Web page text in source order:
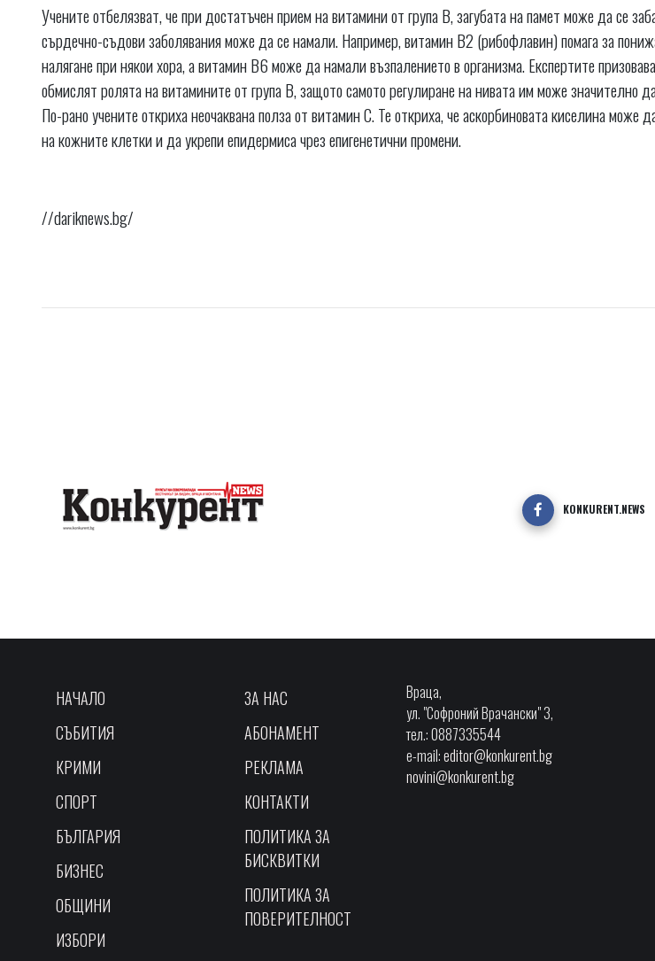
Учените отбелязват, че при достатъчен прием на витамини от група В, загубата на памет може да се
сърдечно-съдови заболявания може да се намали. Например, витамин B2 (рибофлавин) помага за
налягане при някои хора, а витамин B6 може да намали възпалението в организма. Експертите
обмислят ролята на витамините от група В, защото самото регулиране на нивата им може значително
По-рано учените откриха неочаквана полза от витамин C. Те откриха, че аскорбиновата киселина може
на кожните клетки и да укрепи епидермиса чрез епигенетични промени.
//dariknews.bg/
KONKURENT.NEWS
НАЧАЛО
СЪБИТИЯ
КРИМИ
СПОРТ
БЪЛГАРИЯ
БИЗНЕС
ОБЩИНИ
ИЗБОРИ
ЗА НАС
АБОНАМЕНТ
РЕКЛАМА
КОНТАКТИ
ПОЛИТИКА ЗА
БИСКВИТКИ
ПОЛИТИКА ЗА
ПОВЕРИТЕЛНОСТ
Враца,
ул. "Софроний Врачански" 3,
тел.: 0887335544
e-mail:editor@konkurent.bg
novini@konkurent.bg